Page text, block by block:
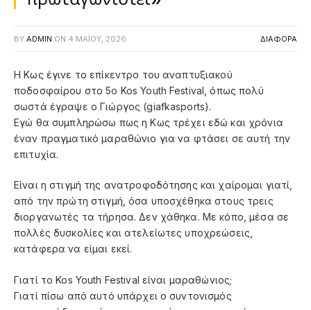
BY ADMIN ON 4 ΜΑΪ́ΟΥ, 2026 ΔΙΑΦΟΡΑ
Η Κως έγινε το επίκεντρο του αναπτυξιακού
ποδοσφαίρου στο 5ο Kos Youth Festival, όπως πολύ
σωστά έγραψε ο Γιώργος (giafkasports).
Εγώ θα συμπληρώσω πως η Κως τρέχει εδώ και χρόνια
έναν πραγματικό μαραθώνιο για να φτάσει σε αυτή την
επιτυχία.
Είναι η στιγμή της ανατροφοδότησης και χαίρομαι γιατί,
από την πρώτη στιγμή, όσα υποσχέθηκα στους τρεις
διοργανωτές τα τήρησα. Δεν χάθηκα. Με κόπο, μέσα σε
πολλές δυσκολίες και ατελείωτες υποχρεώσεις,
κατάφερα να είμαι εκεί.
Γιατί το Kos Youth Festival είναι μαραθώνιος;
Γιατί πίσω από αυτό υπάρχει ο συντονισμός